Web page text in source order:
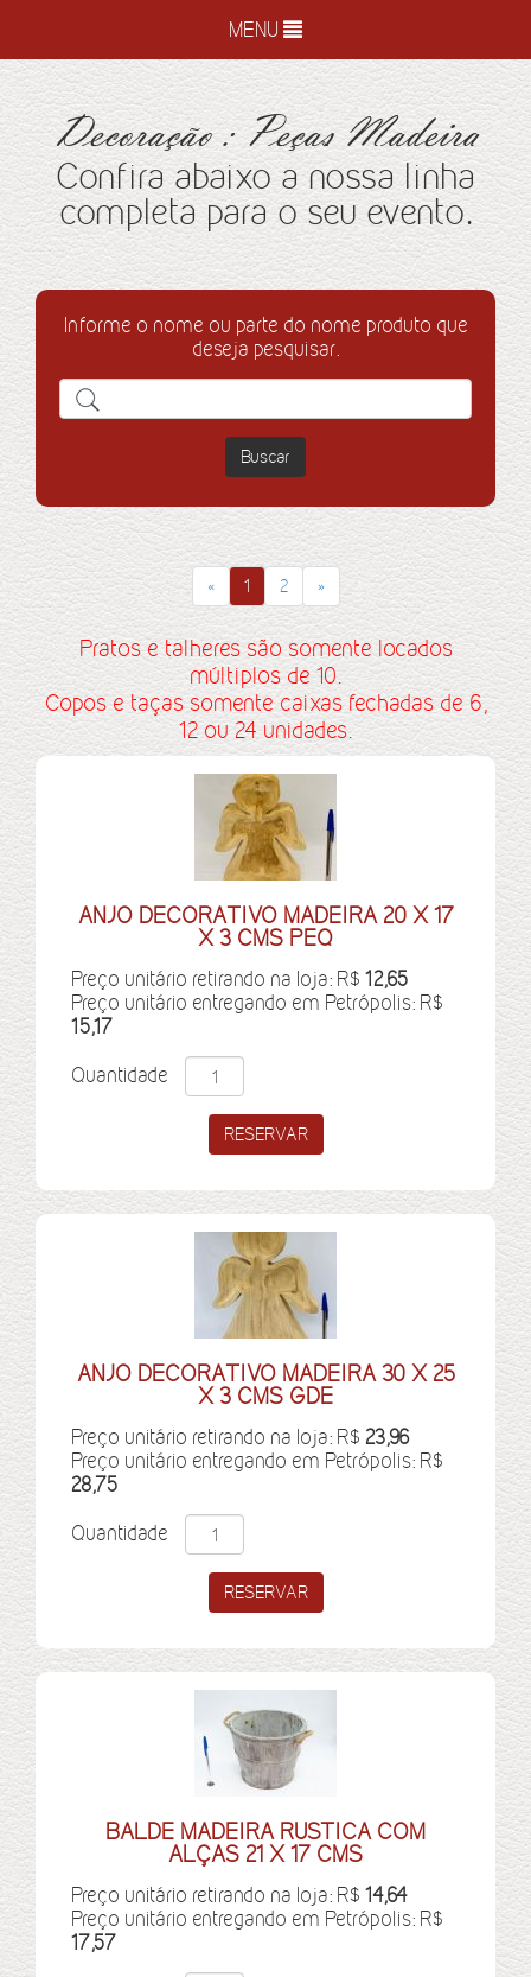
MENU
Decoração : Peças Madeira
Confira abaixo a nossa linha
completa para o seu evento.
Informe o nome ou parte do nome produto que
deseja pesquisar.
Buscar
« 1 2 »
Pratos e talheres são somente locados
múltiplos de 10.
Copos e taças somente caixas fechadas de 6,
12 ou 24 unidades.
ANJO DECORATIVO MADEIRA 20 X 17
X 3 CMS PEQ
Preço unitário retirando na loja: R$ 12,65
Preço unitário entregando em Petrópolis: R$
15,17
Quantidade
ANJO DECORATIVO MADEIRA 30 X 25
X 3 CMS GDE
Preço unitário retirando na loja: R$ 23,96
Preço unitário entregando em Petrópolis: R$
28,75
Quantidade
BALDE MADEIRA RUSTICA COM
ALÇAS 21 X 17 CMS
Preço unitário retirando na loja: R$ 14,64
Preço unitário entregando em Petrópolis: R$
17,57